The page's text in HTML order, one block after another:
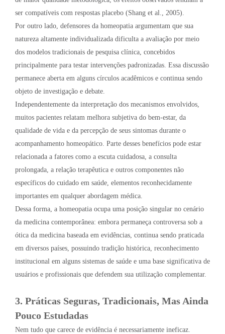
ser compatíveis com respostas placebo (Shang et al., 2005).
Por outro lado, defensores da homeopatia argumentam que sua
natureza altamente individualizada dificulta a avaliação por meio
dos modelos tradicionais de pesquisa clínica, concebidos
principalmente para testar intervenções padronizadas. Essa discussão
permanece aberta em alguns círculos acadêmicos e continua sendo
objeto de investigação e debate.
Independentemente da interpretação dos mecanismos envolvidos,
muitos pacientes relatam melhora subjetiva do bem-estar, da
qualidade de vida e da percepção de seus sintomas durante o
acompanhamento homeopático. Parte desses benefícios pode estar
relacionada a fatores como a escuta cuidadosa, a consulta
prolongada, a relação terapêutica e outros componentes não
específicos do cuidado em saúde, elementos reconhecidamente
importantes em qualquer abordagem médica.
Dessa forma, a homeopatia ocupa uma posição singular no cenário
da medicina contemporânea: embora permaneça controversa sob a
ótica da medicina baseada em evidências, continua sendo praticada
em diversos países, possuindo tradição histórica, reconhecimento
institucional em alguns sistemas de saúde e uma base significativa de
usuários e profissionais que defendem sua utilização complementar.
3. Práticas Seguras, Tradicionais, Mas Ainda
Pouco Estudadas
Nem tudo que carece de evidência é necessariamente ineficaz.